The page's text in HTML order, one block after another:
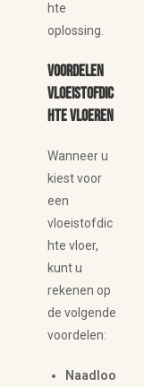
hte
oplossing.
Voordelen
vloeistofdic
hte vloeren
Wanneer u
kiest voor
een
vloeistofdic
hte vloer,
kunt u
rekenen op
de volgende
voordelen:
Naadloo